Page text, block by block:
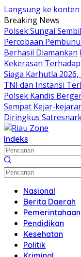
Langsung ke konten
Breaking News
Polsek Sungai
Percobaan
Berhasil Diamankan
Kekerasan
Siaga Karhutla
TNI dan Instansi
Polsek Kandis
Sempat Kejar-
Diringkus
Indeks
Nasional
Berita Daerah
Pemerintahaan
Pendidikan
Kesehatan
Politik